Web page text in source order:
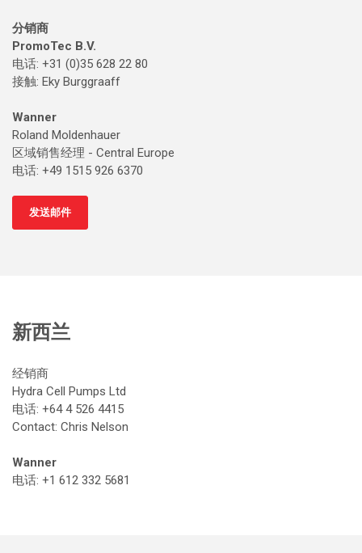
分销商
PromoTec B.V.
电话: +31 (0)35 628 22 80
接触: Eky Burggraaff
Wanner
Roland Moldenhauer
区域销售经理 - Central Europe
电话: +49 1515 926 6370
发送邮件
新西兰
经销商
Hydra Cell Pumps Ltd
电话: +64 4 526 4415
Contact: Chris Nelson
Wanner
电话: +1 612 332 5681